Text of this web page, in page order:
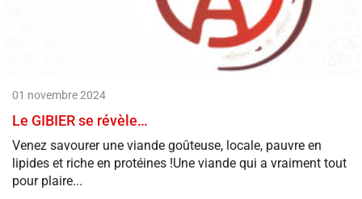
01 novembre 2024
Le GIBIER se révèle…
Venez savourer une viande goûteuse, locale, pauvre en
lipides et riche en protéines !Une viande qui a vraiment tout
pour plaire...